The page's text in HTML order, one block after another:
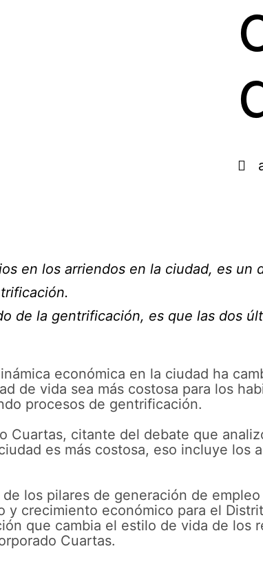
en los arriendos en la ciudad, es
de la gentrificación, es que las dos
económica en la ciudad ha
de vida sea más costosa para los
procesos de gentrificación.
Cuartas, citante del debate que
es más costosa, eso incluye los
los pilares de generación de
y crecimiento económico para el
que cambia el estilo de vida de los
Cuartas.